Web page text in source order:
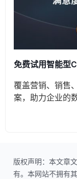
免费试用智能型
覆盖营销、销售
案，助力企业的
版权声明：本文章
有。本网站不拥有